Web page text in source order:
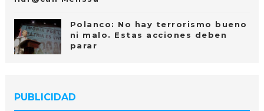
Polanco: No hay terrorismo bueno
ni malo. Estas acciones deben
parar
PUBLICIDAD